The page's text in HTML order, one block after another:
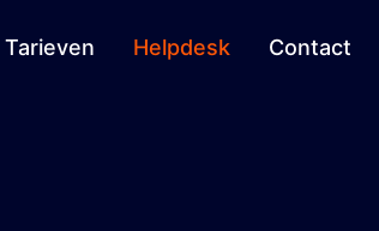
Tarieven Helpdesk Contact